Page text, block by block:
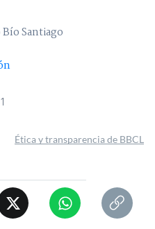
Santiago
Ética y transparencia de BBCL